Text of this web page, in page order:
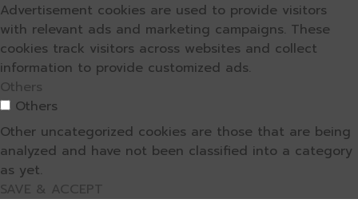
Advertisement cookies are used to provide visitors
with relevant ads and marketing campaigns. These
cookies track visitors across websites and collect
information to provide customized ads.
Others
Others
Other uncategorized cookies are those that are being
analyzed and have not been classified into a category
as yet.
SAVE & ACCEPT